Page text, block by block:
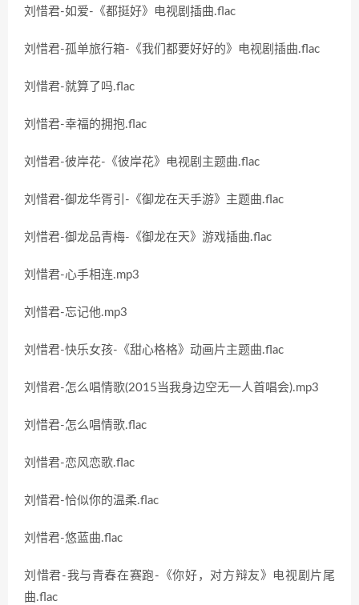
刘惜君-如爱-《都挺好》电视剧插曲.flac
刘惜君-孤单旅行箱-《我们都要好好的》电视剧插曲.flac
刘惜君-就算了吗.flac
刘惜君-幸福的拥抱.flac
刘惜君-彼岸花-《彼岸花》电视剧主题曲.flac
刘惜君-御龙华胥引-《御龙在天手游》主题曲.flac
刘惜君-御龙品青梅-《御龙在天》游戏插曲.flac
刘惜君-心手相连.mp3
刘惜君-忘记他.mp3
刘惜君-快乐女孩-《甜心格格》动画片主题曲.flac
刘惜君-怎么唱情歌(2015当我身边空无一人首唱会).mp3
刘惜君-怎么唱情歌.flac
刘惜君-恋风恋歌.flac
刘惜君-恰似你的温柔.flac
刘惜君-悠蓝曲.flac
刘惜君-我与青春在赛跑-《你好，对方辩友》电视剧片尾
曲.flac